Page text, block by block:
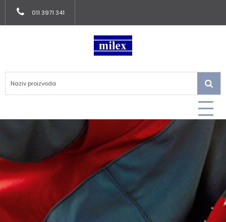
011 3971 341